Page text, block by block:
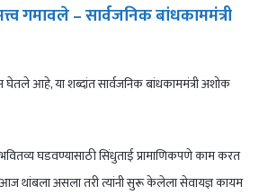
गमावले – सार्वजनिक बांधकाममंत्री
घेतले आहे, या शब्दांत सार्वजनिक बांधकाममंत्री अशोक
घडवण्यासाठी सिंधुताई प्रामाणिकपणे काम करत
आज थांबला असला तरी त्यांनी सुरू केलेला सेवायज्ञ कायम